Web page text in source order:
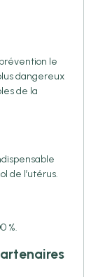
le
dangereux
de la
de l’utérus.
%.